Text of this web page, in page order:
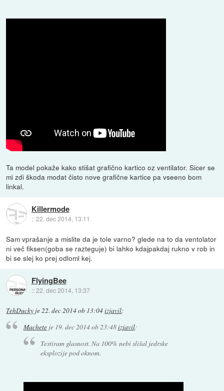
Ta model pokaže kako stišat grafično kartico oz ventilator. Sicer se
mi zdi škoda modat čisto nove grafične kartice pa vseeno bom
linkal.
Killermode
::22. dec 2014, 13:11
Sam vprašanje a mislite da je tole varno? glede na to da ventolator
ni več fiksen(goba se razteguje) bi lahko kdajpakdaj rukno v rob in
bi se slej ko prej odloml kej.
FlyingBee
::22. dec 2014, 13:37
TehDucky je22. dec 2014 ob 13:04izjavil:
Macheteje 19. dec 2014 ob 23:48izjavil:
Testiram glasnost. Na 100% nebi slišal jedrske
eksplozije pod oknom.